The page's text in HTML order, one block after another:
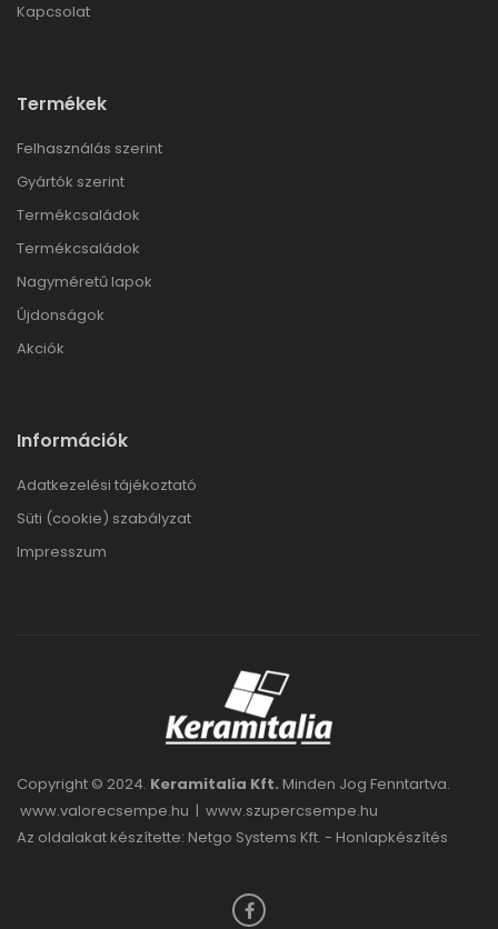
Kapcsolat
Termékek
Felhasználás szerint
Gyártók szerint
Termékcsaládok
Termékcsaládok
Nagyméretű lapok
Újdonságok
Akciók
Információk
Adatkezelési tájékoztató
Süti (cookie) szabályzat
Impresszum
Copyright © 2024. Keramitalia Kft. Minden Jog Fenntartva.
www.valorecsempe.hu | www.szupercsempe.hu
Az oldalakat készítette: Netgo Systems Kft. - Honlapkészítés